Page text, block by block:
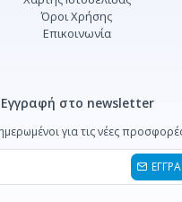
Όροι Χρήσης
Επικοινωνία
Εγγραφή στο newsletter
για τις νέες